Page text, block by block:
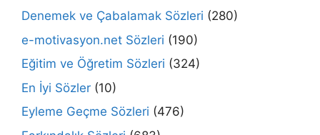
Denemek ve Çabalamak Sözleri (280)
e-motivasyon.net Sözleri (190)
Eğitim ve Öğretim Sözleri (324)
En İyi Sözler (10)
Eyleme Geçme Sözleri (476)